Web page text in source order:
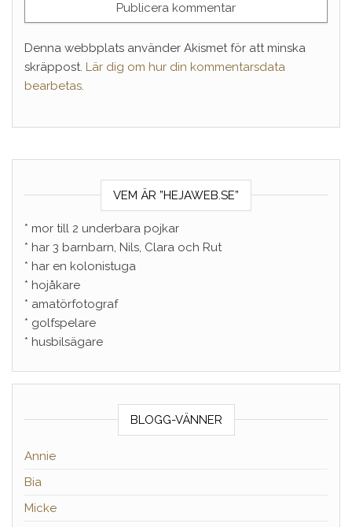
Denna webbplats använder Akismet för att minska
skräppost. Lär dig om hur din kommentarsdata
bearbetas
VEM ÄR ”HEJAWEB.SE”
* mor till 2 underbara pojkar
* har 3 barnbarn, Nils, Clara och Rut
* har en kolonistuga
* hojåkare
* amatörfotograf
* golfspelare
* husbilsägare
BLOGG-VÄNNER
Annie
Bia
Micke